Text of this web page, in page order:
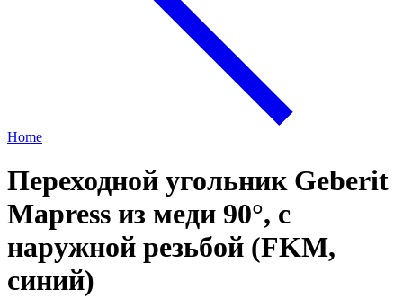
Home
Переходной угольник Geberit
Mapress из меди 90°, с
наружной резьбой (FKM,
синий)